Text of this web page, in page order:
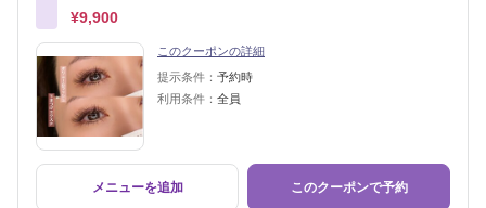
¥9,900
このクーポンの詳細
提示条件： 予約時
利用条件： 全員
メニューを追加 このクーポンで予約